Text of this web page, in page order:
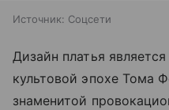
Источник: Соцсети
Дизайн платья
культовой эпохе Тома
знаменитой